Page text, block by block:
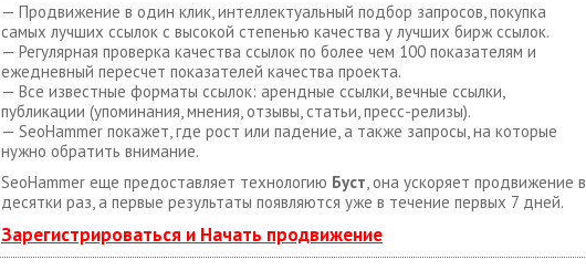
— Продвижение в один клик, интеллектуальный подбор запросов, покупка
самых лучших ссылок с высокой степенью качества у лучших бирж ссылок.
— Регулярная проверка качества ссылок по более чем 100 показателям и
ежедневный пересчет показателей качества проекта.
— Все известные форматы ссылок: арендные ссылки, вечные ссылки,
публикации (упоминания, мнения, отзывы, статьи, пресс-релизы).
— SeoHammer покажет, где рост или падение, а также запросы, на которые
нужно обратить внимание.
SeoHammer еще предоставляет технологию Буст, она ускоряет продвижение в
десятки раз, а первые результаты появляются уже в течение первых 7 дней.
Зарегистрироваться и Начать продвижение